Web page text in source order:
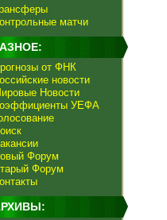
матчи
от ФНК
новости
Новости
УЕФА
Форум
Форум